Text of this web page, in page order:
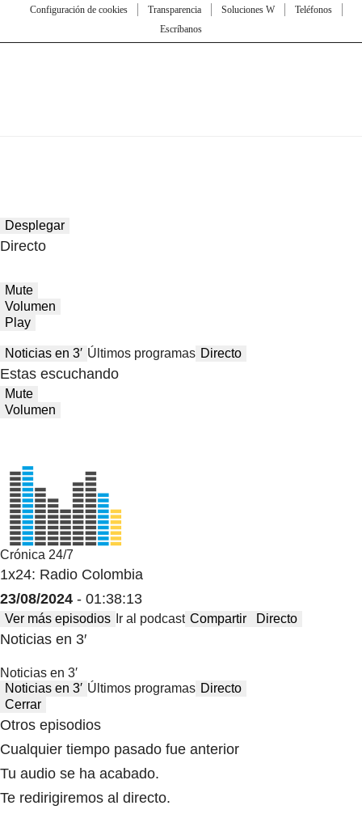
Configuración de cookies
Transparencia Soluciones W
Teléfonos
Escríbanos
Desplegar
Directo
Mute
Volumen
Play
Noticias en 3′ Últimos programas Directo
Estas escuchando
Mute
Volumen
Crónica 24/7
1x24: Radio Colombia
23/08/2024 - 01:38:13
Ver más episodios Ir al podcast Compartir Directo
Noticias en 3′
Noticias en 3′
Noticias en 3′ Últimos programas Directo
Cerrar
Otros episodios
Cualquier tiempo pasado fue anterior
Tu audio se ha acabado.
Te redirigiremos al directo.